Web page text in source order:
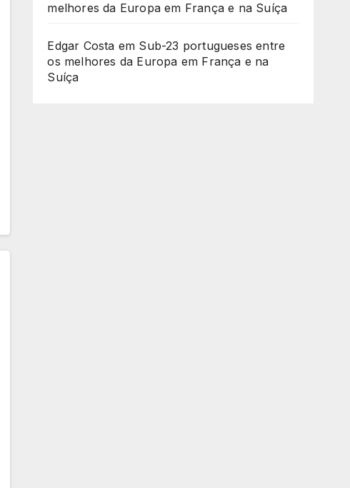
melhores da Europa em França e na Suíça
Edgar Costa em Sub-23 portugueses entre
os melhores da Europa em França e na
Suíça